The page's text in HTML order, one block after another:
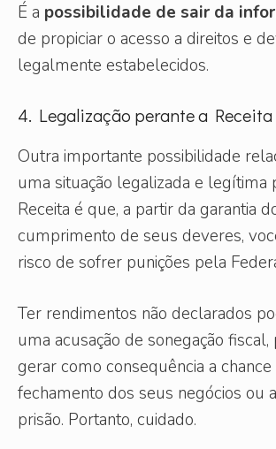
É a possibilidade de sair da
de propiciar o acesso a direitos e
legalmente estabelecidos.
4. Legalização perante a Receita
Outra importante possibilidade
uma situação legalizada e legítima
Receita é que, a partir da garantia
cumprimento de seus deveres,
risco de sofrer punições pela
Ter rendimentos não declarados
uma acusação de sonegação
gerar como consequência a chance
fechamento dos seus negócios ou
prisão. Portanto, cuidado.